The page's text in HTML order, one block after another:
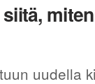
uudella